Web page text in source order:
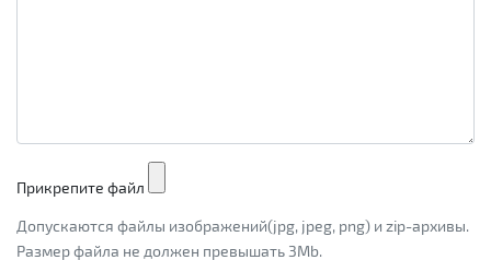
Прикрепите файл
Допускаются файлы изображений(jpg, jpeg, png) и zip-архивы.
Размер файла не должен превышать 3Mb.